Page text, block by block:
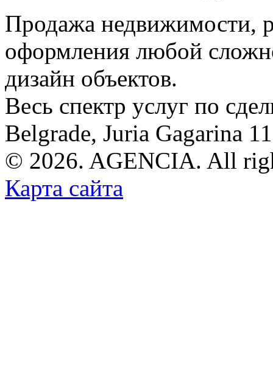
Продажа недвижимости,
оформления любой
дизайн объектов.
Весь спектр услуг по
Belgrade, Juria Gagarina
© 2026. AGENCIA. All
Карта сайта